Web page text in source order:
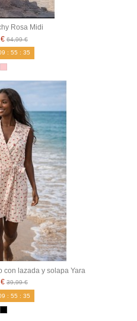
Rosa Midi
64,99 €
: 55 : 34
con lazada y solapa Yara
39,99 €
: 55 : 34